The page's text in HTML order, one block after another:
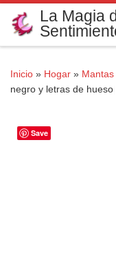
Saltar al contenido
La Magia
Inicio » Hogar » Mantas
negro y letras de
Save